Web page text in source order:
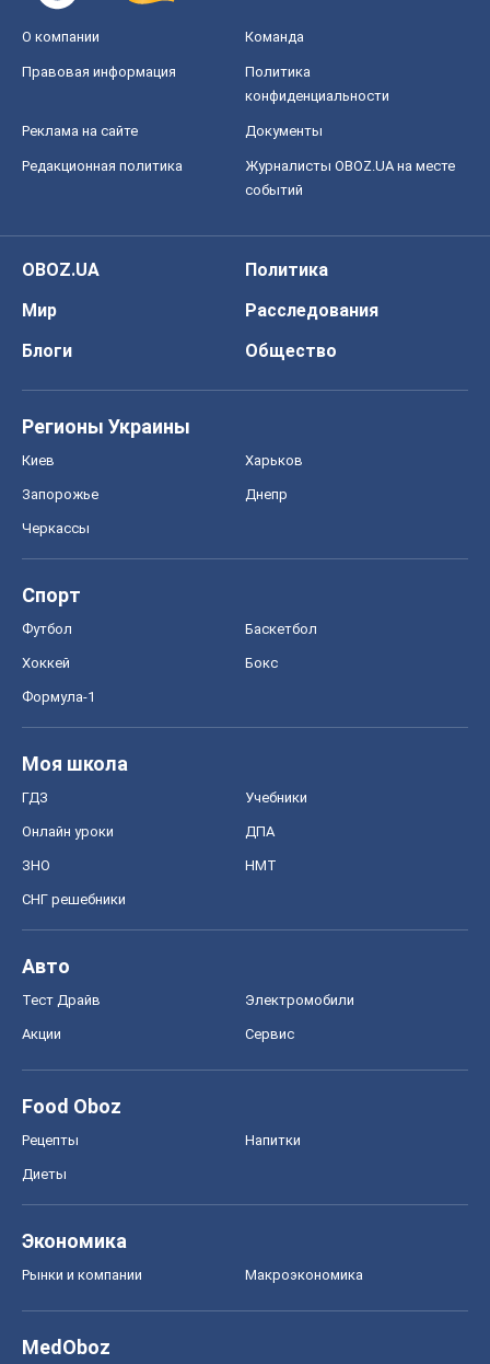
О компании Команда
Правовая информация
Политика
конфиденциальности
Реклама на сайте Документы
Редакционная политика
Журналисты OBOZ.UA на месте
событий
OBOZ.UA
Политика
Мир
Расследования
Блоги
Общество
Регионы Украины
Киев Харьков
Запорожье Днепр
Черкассы
Спорт
Футбол Баскетбол
Хоккей Бокс
Формула-1
Моя школа
ГДЗ Учебники
Онлайн уроки ДПА
ЗНО НМТ
СНГ решебники
Авто
Тест Драйв Электромобили
Акции Сервис
Food Oboz
Рецепты Напитки
Диеты
Экономика
Рынки и компании Mакроэкономика
MedOboz